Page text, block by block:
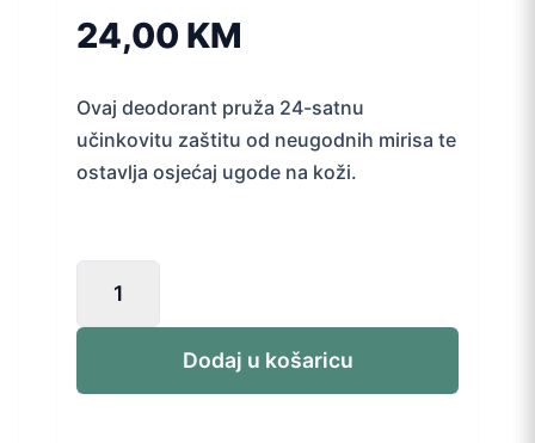
24,00 KM
Ovaj deodorant pruža 24-satnu
učinkovitu zaštitu od neugodnih mirisa te
ostavlja osjećaj ugode na koži.
Power
Dodaj u košaricu